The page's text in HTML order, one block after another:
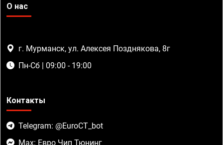
О нас
г. Мурманск, ул. Алексея Позднякова, 8г
Пн-Сб | 09:00 - 19:00
Контакты
Telegram: @EuroCT_bot
Max: Евро Чип Тюнинг